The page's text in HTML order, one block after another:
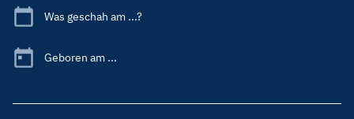
Was geschah am ...?
Geboren am ...